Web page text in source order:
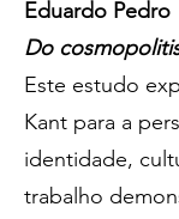
Eduardo Pedro
Do
Este estudo
Kant para a
identidade,
trabalho